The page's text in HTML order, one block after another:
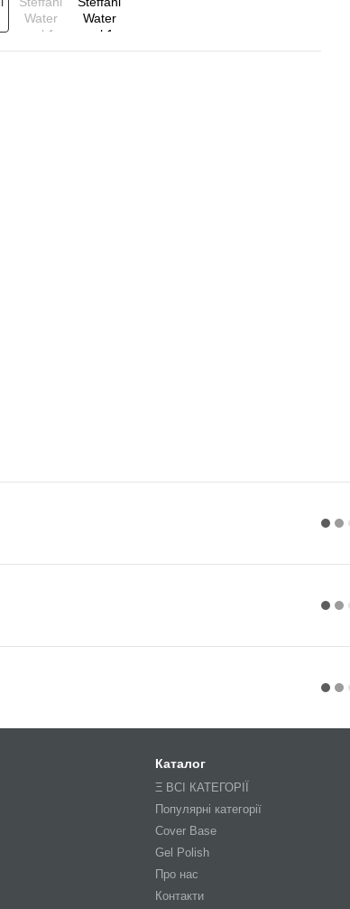
Каталог
Ξ ВСІ КАТЕГОРІЇ
Популярні категорії
Cover Base
Gel Polish
Про нас
Контакти